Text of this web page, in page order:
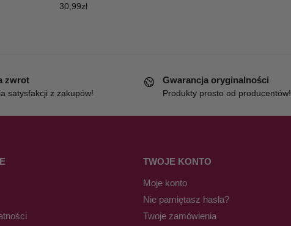
30,99zł
zwrot
satysfakcji z zakupów!
Gwarancja oryginalności
Produkty prosto od producentów!
TWOJE KONTO
Moje konto
Nie pamiętasz hasła?
Twoje zamówienia